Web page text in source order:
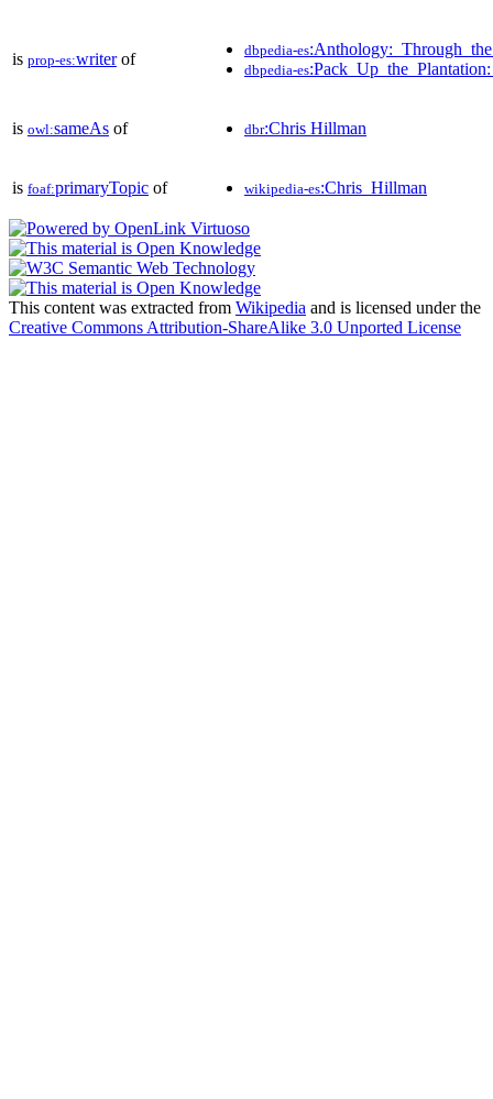
is prop-es:writerof dbpedia-es
dbpedia-es
is owl:sameAs of dbr:Chris Hillman
is foaf:primaryTopic of wikipedia-es:Chris_Hillman
This content was extracted from Wikipedia and is licensed under the
Creative Commons Attribution-ShareAlike 3.0 Unported License